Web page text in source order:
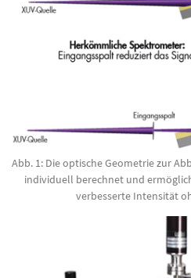
Abb. 1: Die optische Geometrie zur
individuell berechnet und
verbesserte Intensität